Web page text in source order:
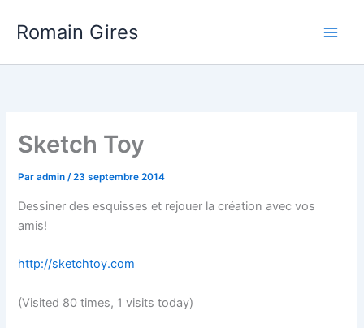
Romain Gires
Sketch Toy
Paradmin/23 septembre 2014
Dessiner des esquisses et rejouer la création avec vos
amis!
http://sketchtoy.com
(Visited 80 times, 1 visits today)